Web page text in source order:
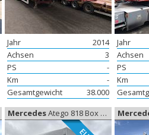
Jahr
2014
Achsen
3
PS
-
Km
-
Gesamtgewicht
38.000
Jahr
Achsen
PS
Km
MercedesAtego 818 Box Euro-6, Koffer aufbau